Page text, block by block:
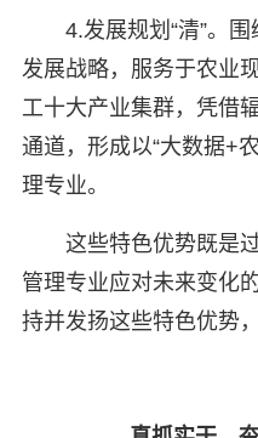
4.发展规划“清”。
发展战略，服务于农业
工十大产业集群，凭借
通道，形成以“大数据+
理专业。
这些特色优势既是
管理专业应对未来变化
持并发扬这些特色优势